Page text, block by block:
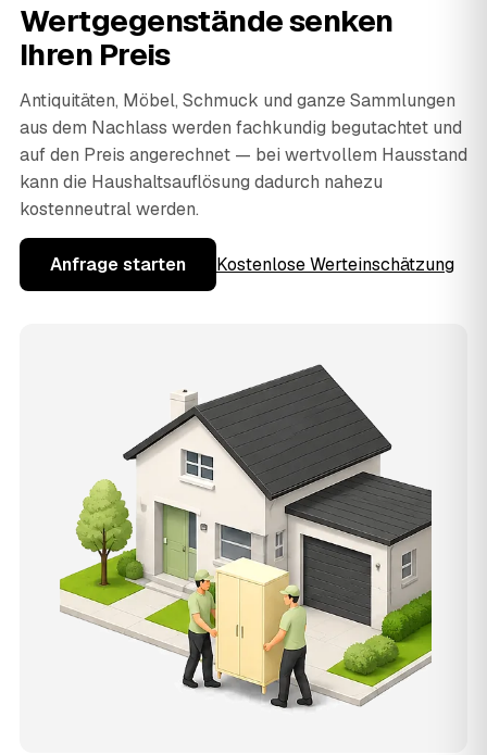
Wertgegenstände senken
Ihren Preis
Antiquitäten, Möbel, Schmuck und ganze Sammlungen
aus dem Nachlass werden fachkundig begutachtet und
auf den Preis angerechnet — bei wertvollem Hausstand
kann die Haushaltsauflösung dadurch nahezu
kostenneutral werden.
Anfrage starten Kostenlose Werteinschätzung